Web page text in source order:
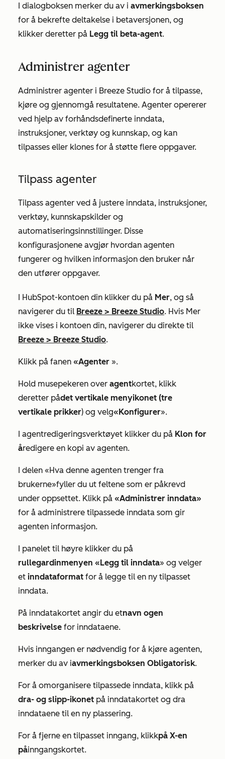
I dialogboksen merker du av i avmerkingsboksen
for å bekrefte deltakelse i betaversjonen, og
klikker deretter på Legg til beta-agent.
Administrer agenter
Administrer agenter i Breeze Studio for å tilpasse,
kjøre og gjennomgå resultatene. Agenter opererer
ved hjelp av forhåndsdefinerte inndata,
instruksjoner, verktøy og kunnskap, og kan
tilpasses eller klones for å støtte flere oppgaver.
Tilpass agenter
Tilpass agenter ved å justere inndata, instruksjoner,
verktøy, kunnskapskilder og
automatiseringsinnstillinger. Disse
konfigurasjonene avgjør hvordan agenten
fungerer og hvilken informasjon den bruker når
den utfører oppgaver.
I HubSpot-kontoen din klikker du på Mer, og så
navigerer du til Breeze > Breeze Studio. Hvis Mer
ikke vises i kontoen din, navigerer du direkte til
Breeze > Breeze Studio.
Klikk på fanen «Agenter ».
Hold musepekeren over agentkortet, klikk
deretter pådet vertikale menyikonet (tre
vertikale prikker) og velg«Konfigurer».
I agentredigeringsverktøyet klikker du på Klon for
åredigere en kopi av agenten.
I delen «Hva denne agenten trenger fra
brukerne»fyller du ut feltene som er påkrevd
under oppsettet. Klikk på «Administrer inndata»
for å administrere tilpassede inndata som gir
agenten informasjon.
I panelet til høyre klikker du på
rullegardinmenyen «Legg til inndata» og velger
et inndataformat for å legge til en ny tilpasset
inndata.
På inndatakortet angir du etnavn ogen
beskrivelse for inndataene.
Hvis inngangen er nødvendig for å kjøre agenten,
merker du av iavmerkingsboksen Obligatorisk.
For å omorganisere tilpassede inndata, klikk på
dra- og slipp-ikonet på inndatakortet og dra
inndataene til en ny plassering.
For å fjerne en tilpasset inngang, klikkpå X-en
påinngangskortet.